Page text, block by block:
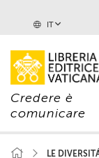
IT
Credere è
comunicare
LE